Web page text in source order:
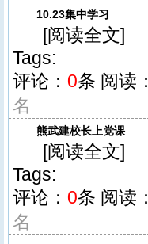
10.23集中学习
[阅读全文]
Tags:
评论： 0条 阅读：
名
熊武建校长上党课
[阅读全文]
Tags:
评论： 0条 阅读：
名